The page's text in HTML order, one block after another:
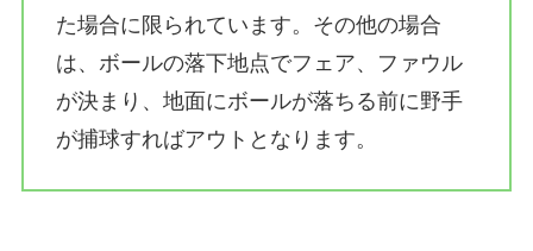
た場合に限られています。その他の場合
は、ボールの落下地点でフェア、ファウル
が決まり、地面にボールが落ちる前に野手
が捕球すればアウトとなります。